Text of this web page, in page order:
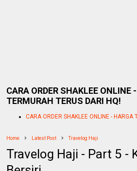
CARA ORDER SHAKLEE ONLINE
TERMURAH TERUS DARI HQ!
CARA ORDER SHAKLEE ONLINE - HARGA
Home Latest Post Travelog Haji
Travelog Haji - Part 5 -